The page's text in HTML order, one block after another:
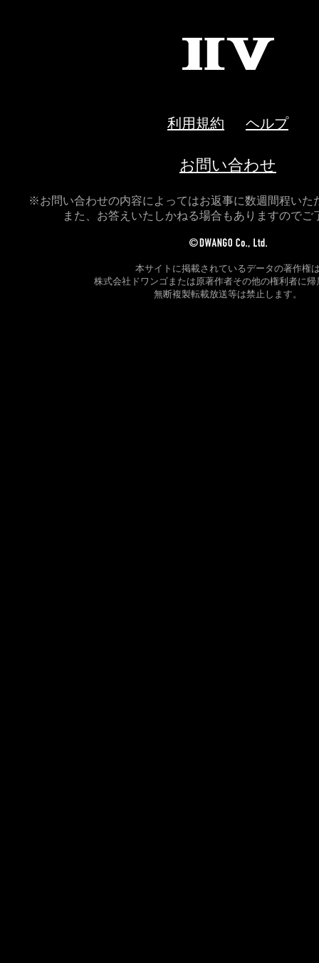
利用規約 ヘルプ
お問い合わせ
※お問い合わせの内容によってはお返事に数週間程いた
また、お答えいたしかねる場合もありますのでご
本サイトに掲載されているデータの著作権
株式会社ドワンゴまたは原著作者その他の権利者に帰
無断複製転載放送等は禁止します。